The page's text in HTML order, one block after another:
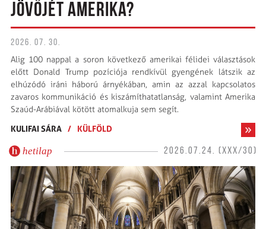
JÖVŐJÉT AMERIKA?
2026. 07. 30.
Alig 100 nappal a soron következő amerikai félidei választások
előtt Donald Trump pozíciója rendkívül gyengének látszik az
elhúzódó iráni háború árnyékában, amin az azzal kapcsolatos
zavaros kommunikáció és kiszámíthatatlanság, valamint Amerika
Szaúd-Arábiával kötött atomalkuja sem segít.
KULIFAI SÁRA / KÜLFÖLD
hetilap 2026.07.24. (XXX/30)